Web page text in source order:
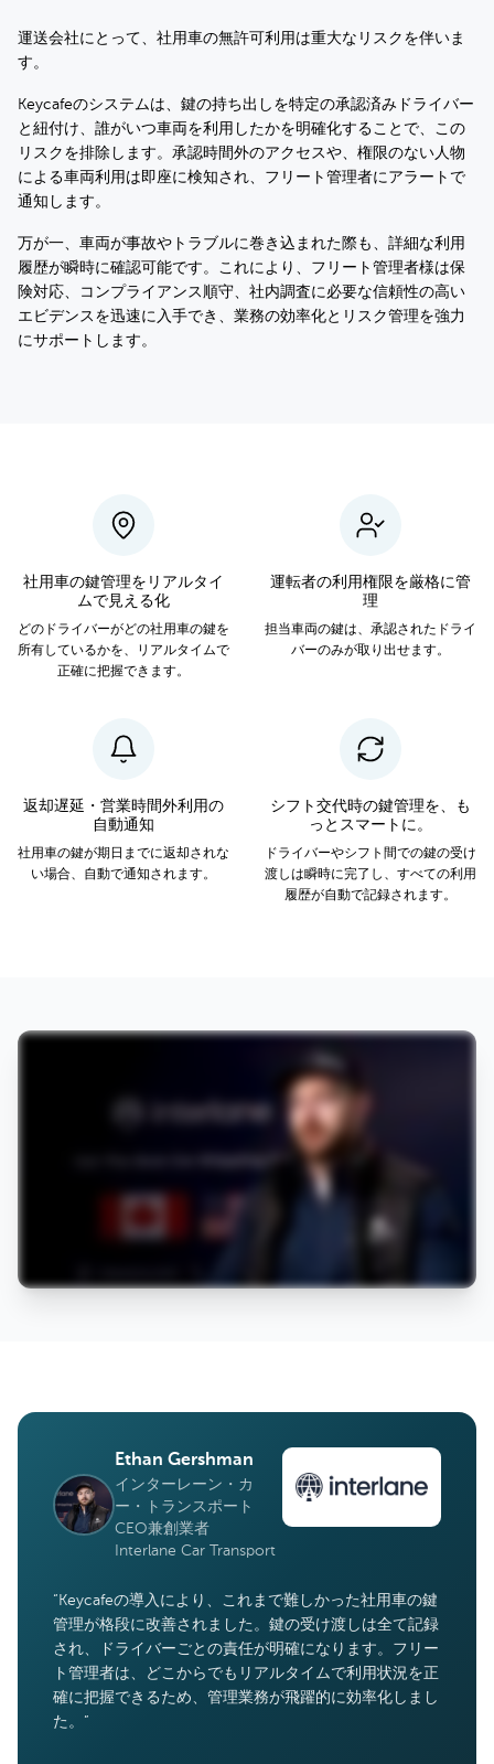
運送会社にとって、社用車の無許可利用は重大なリスクを伴いま
す。
Keycafeのシステムは、鍵の持ち出しを特定の承認済みドライバー
と紐付け、誰がいつ車両を利用したかを明確化することで、この
リスクを排除します。承認時間外のアクセスや、権限のない人物
による車両利用は即座に検知され、フリート管理者にアラートで
通知します。
万が一、車両が事故やトラブルに巻き込まれた際も、詳細な利用
履歴が瞬時に確認可能です。これにより、フリート管理者様は保
険対応、コンプライアンス順守、社内調査に必要な信頼性の高い
エビデンスを迅速に入手でき、業務の効率化とリスク管理を強力
にサポートします。
社用車の鍵管理をリアルタイ
ムで見える化
どのドライバーがどの社用車の鍵を
所有しているかを、リアルタイムで
正確に把握できます。
運転者の利用権限を厳格に管
理
担当車両の鍵は、承認されたドライ
バーのみが取り出せます。
返却遅延・営業時間外利用の
自動通知
社用車の鍵が期日までに返却されな
い場合、自動で通知されます。
シフト交代時の鍵管理を、も
っとスマートに。
ドライバーやシフト間での鍵の受け
渡しは瞬時に完了し、すべての利用
履歴が自動で記録されます。
Ethan Gershman
インターレーン・カ
ー・トランスポート
CEO兼創業者
Interlane Car Transport
“ Keycafeの導入により、これまで難しかった社用車の鍵
管理が格段に改善されました。鍵の受け渡しは全て記録
され、ドライバーごとの責任が明確になります。フリー
ト管理者は、どこからでもリアルタイムで利用状況を正
確に把握できるため、管理業務が飛躍的に効率化しまし
た。 ”